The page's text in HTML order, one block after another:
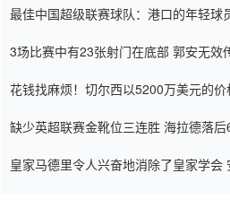
最佳中国超级联赛球队：港口的年轻球
3场比赛中有23张射门在底部 郭安无效
花钱找麻烦！切尔西以5200万美元的
缺少英超联赛金靴位三连胜 海拉德落后
皇家马德里令人兴奋地消除了皇家学会